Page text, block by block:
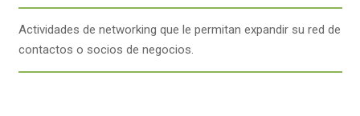
Actividades de networking que le permitan expandir su red de
contactos o socios de negocios.